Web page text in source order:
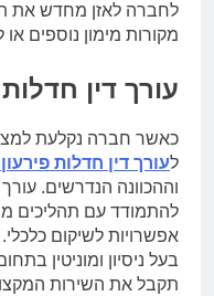
לחברה לאזן מחדש את
מקורות מימון נוספים
עורך דין
כאשר חברה נקלעת
לעורך דין חדלות
וההכוונה הנדרשים.
להתמודד עם תהליכים
אפשרויות לשיקום
בעל ניסיון ומוניטין
תקבל את השירות